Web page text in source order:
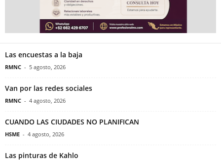
Las encuestas a la baja
RMNC - 5 agosto, 2026
Van por las redes sociales
RMNC - 4 agosto, 2026
CUANDO LAS CIUDADES NO PLANIFICAN
HSME - 4 agosto, 2026
Las pinturas de Kahlo